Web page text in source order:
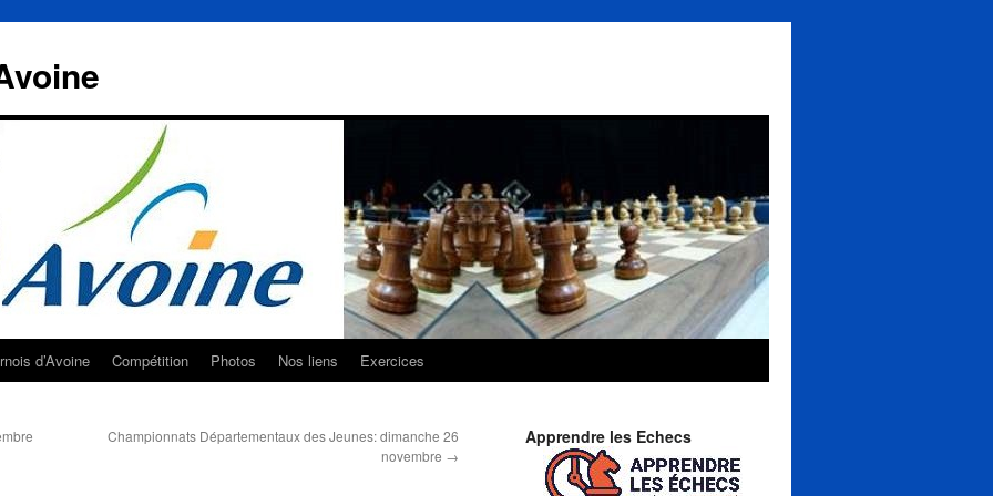
d’Avoine Compétition Photos Nos liens Exercices
Championnats Départementaux des Jeunes: dimanche 26
novembre →
Apprendre les Echecs